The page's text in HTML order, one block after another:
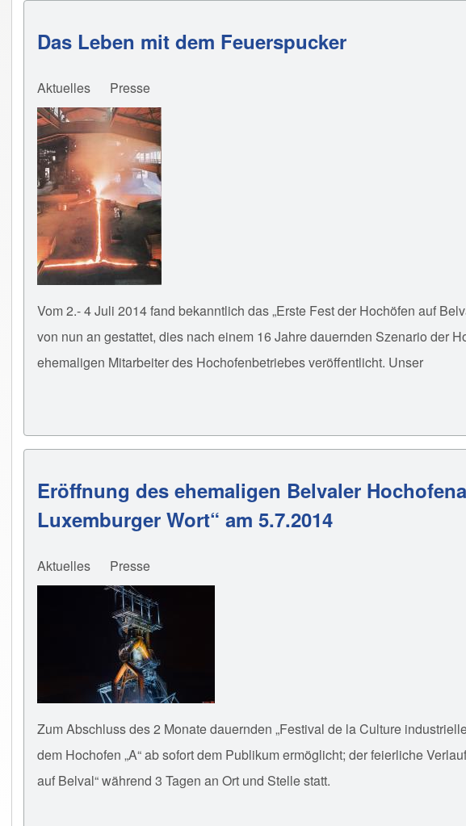
Das Leben mit dem Feuerspucker
Aktuelles Presse
Vom 2.- 4 Juli 2014 fand bekanntlich das „Erste Fest der Hochöfen auf
von nun an gestattet, dies nach einem 16 Jahre dauernden Szenario der
ehemaligen Mitarbeiter des Hochofenbetriebes veröffentlicht. Unser
Eröffnung des ehemaligen Belvaler
Luxemburger Wort“ am 5.7.2014
Aktuelles Presse
Zum Abschluss des 2 Monate dauernden „Festival de la Culture
dem Hochofen „A“ ab sofort dem Publikum ermöglicht; der feierliche
auf Belval“ während 3 Tagen an Ort und Stelle statt.